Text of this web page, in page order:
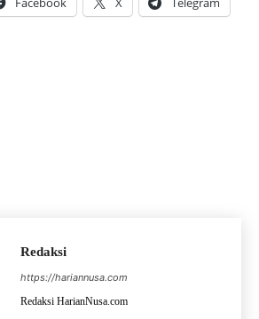
Redaksi
https://hariannusa.com
Redaksi HarianNusa.com